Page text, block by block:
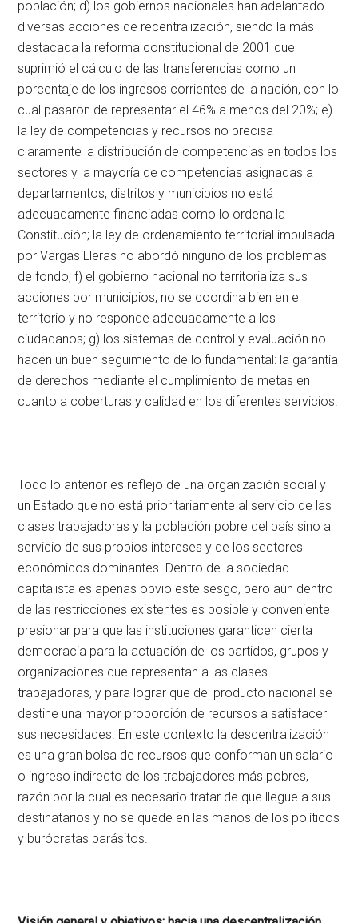
población; d) los gobiernos nacionales han adelantado
diversas acciones de recentralización, siendo la más
destacada la reforma constitucional de 2001 que
suprimió el cálculo de las transferencias como un
porcentaje de los ingresos corrientes de la nación, con lo
cual pasaron de representar el 46% a menos del 20%; e)
la ley de competencias y recursos no precisa
claramente la distribución de competencias en todos los
sectores y la mayoría de competencias asignadas a
departamentos, distritos y municipios no está
adecuadamente financiadas como lo ordena la
Constitución; la ley de ordenamiento territorial impulsada
por Vargas Lleras no abordó ninguno de los problemas
de fondo; f) el gobierno nacional no territorializa sus
acciones por municipios, no se coordina bien en el
territorio y no responde adecuadamente a los
ciudadanos; g) los sistemas de control y evaluación no
hacen un buen seguimiento de lo fundamental: la garantía
de derechos mediante el cumplimiento de metas en
cuanto a coberturas y calidad en los diferentes servicios.
Todo lo anterior es reflejo de una organización social y
un Estado que no está prioritariamente al servicio de las
clases trabajadoras y la población pobre del país sino al
servicio de sus propios intereses y de los sectores
económicos dominantes. Dentro de la sociedad
capitalista es apenas obvio este sesgo, pero aún dentro
de las restricciones existentes es posible y conveniente
presionar para que las instituciones garanticen cierta
democracia para la actuación de los partidos, grupos y
organizaciones que representan a las clases
trabajadoras, y para lograr que del producto nacional se
destine una mayor proporción de recursos a satisfacer
sus necesidades. En este contexto la descentralización
es una gran bolsa de recursos que conforman un salario
o ingreso indirecto de los trabajadores más pobres,
razón por la cual es necesario tratar de que llegue a sus
destinatarios y no se quede en las manos de los políticos
y burócratas parásitos.